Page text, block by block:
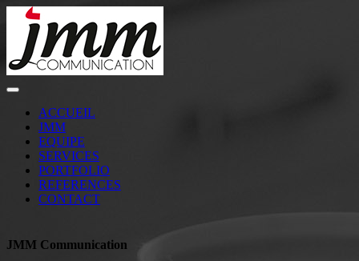
ACCUEIL
JMM
EQUIPE
SERVICES
PORTFOLIO
REFERENCES
CONTACT
JMM Communication